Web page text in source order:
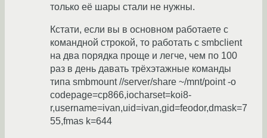
только её шары стали не нужны.
Кстати, если вы в основном работаете с
командной строкой, то работать с smbclient
на два порядка проще и легче, чем по 100
раз в день давать трёхэтажные команды
типа smbmount //server/share ~/mnt/point -o
codepage=cp866,iocharset=koi8-
r,username=ivan,uid=ivan,gid=feodor,dmask=7
55,fmas k=644